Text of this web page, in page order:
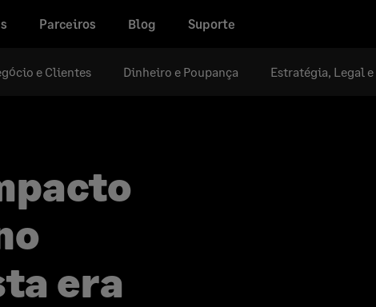
Parceiros Blog Suporte
e Clientes Dinheiro e Poupança Estratégia, Legal e
era